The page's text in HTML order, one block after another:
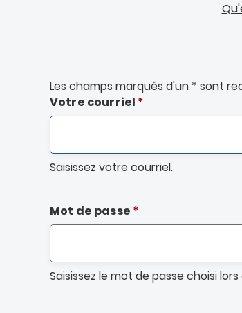
Les champs marqués d'un * sont
Votre courriel
Saisissez votre courriel.
Mot de passe
Saisissez le mot de passe choisi
principaux